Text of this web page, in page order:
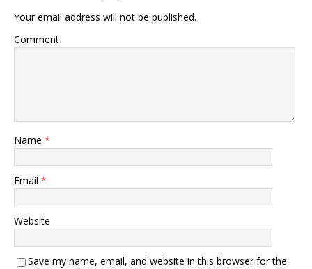
Your email address will not be published.
Comment
Name *
Email *
Website
Save my name, email, and website in this browser for the